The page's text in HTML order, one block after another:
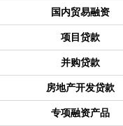
国内贸易融资
项目贷款
并购贷款
房地产开发贷款
专项融资产品